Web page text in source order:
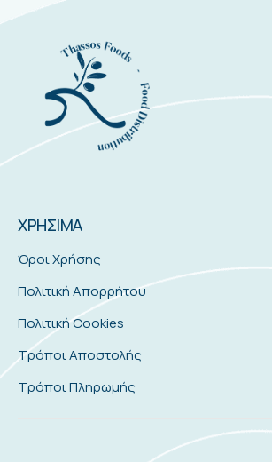
ΧΡΗΣΙΜΑ
Όροι Χρήσης
Πολιτική Απορρήτου
Πολιτική Cookies
Τρόποι Αποστολής
Τρόποι Πληρωμής